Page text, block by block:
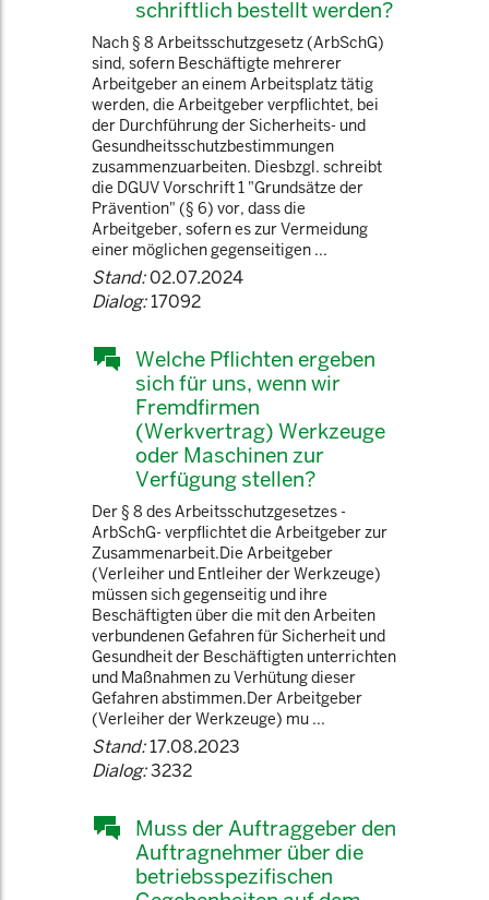
schriftlich bestellt werden?
Nach § 8 Arbeitsschutzgesetz (ArbSchG)
sind, sofern Beschäftigte mehrerer
Arbeitgeber an einem Arbeitsplatz tätig
werden, die Arbeitgeber verpflichtet, bei
der Durchführung der Sicherheits- und
Gesundheitsschutzbestimmungen
zusammenzuarbeiten. Diesbzgl. schreibt
die DGUV Vorschrift 1 "Grundsätze der
Prävention" (§ 6) vor, dass die
Arbeitgeber, sofern es zur Vermeidung
einer möglichen gegenseitigen ...
Stand:02.07.2024
Dialog:17092
Welche Pflichten ergeben
sich für uns, wenn wir
Fremdfirmen
(Werkvertrag) Werkzeuge
oder Maschinen zur
Verfügung stellen?
Der § 8 des Arbeitsschutzgesetzes -
ArbSchG- verpflichtet die Arbeitgeber zur
Zusammenarbeit.Die Arbeitgeber
(Verleiher und Entleiher der Werkzeuge)
müssen sich gegenseitig und ihre
Beschäftigten über die mit den Arbeiten
verbundenen Gefahren für Sicherheit und
Gesundheit der Beschäftigten unterrichten
und Maßnahmen zu Verhütung dieser
Gefahren abstimmen.Der Arbeitgeber
(Verleiher der Werkzeuge) mu ...
Stand:17.08.2023
Dialog:3232
Muss der Auftraggeber den
Auftragnehmer über die
betriebsspezifischen